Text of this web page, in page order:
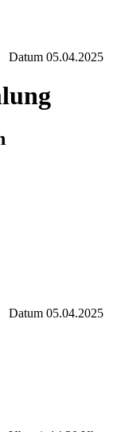
Datum 05.04.2025
Datum 05.04.2025